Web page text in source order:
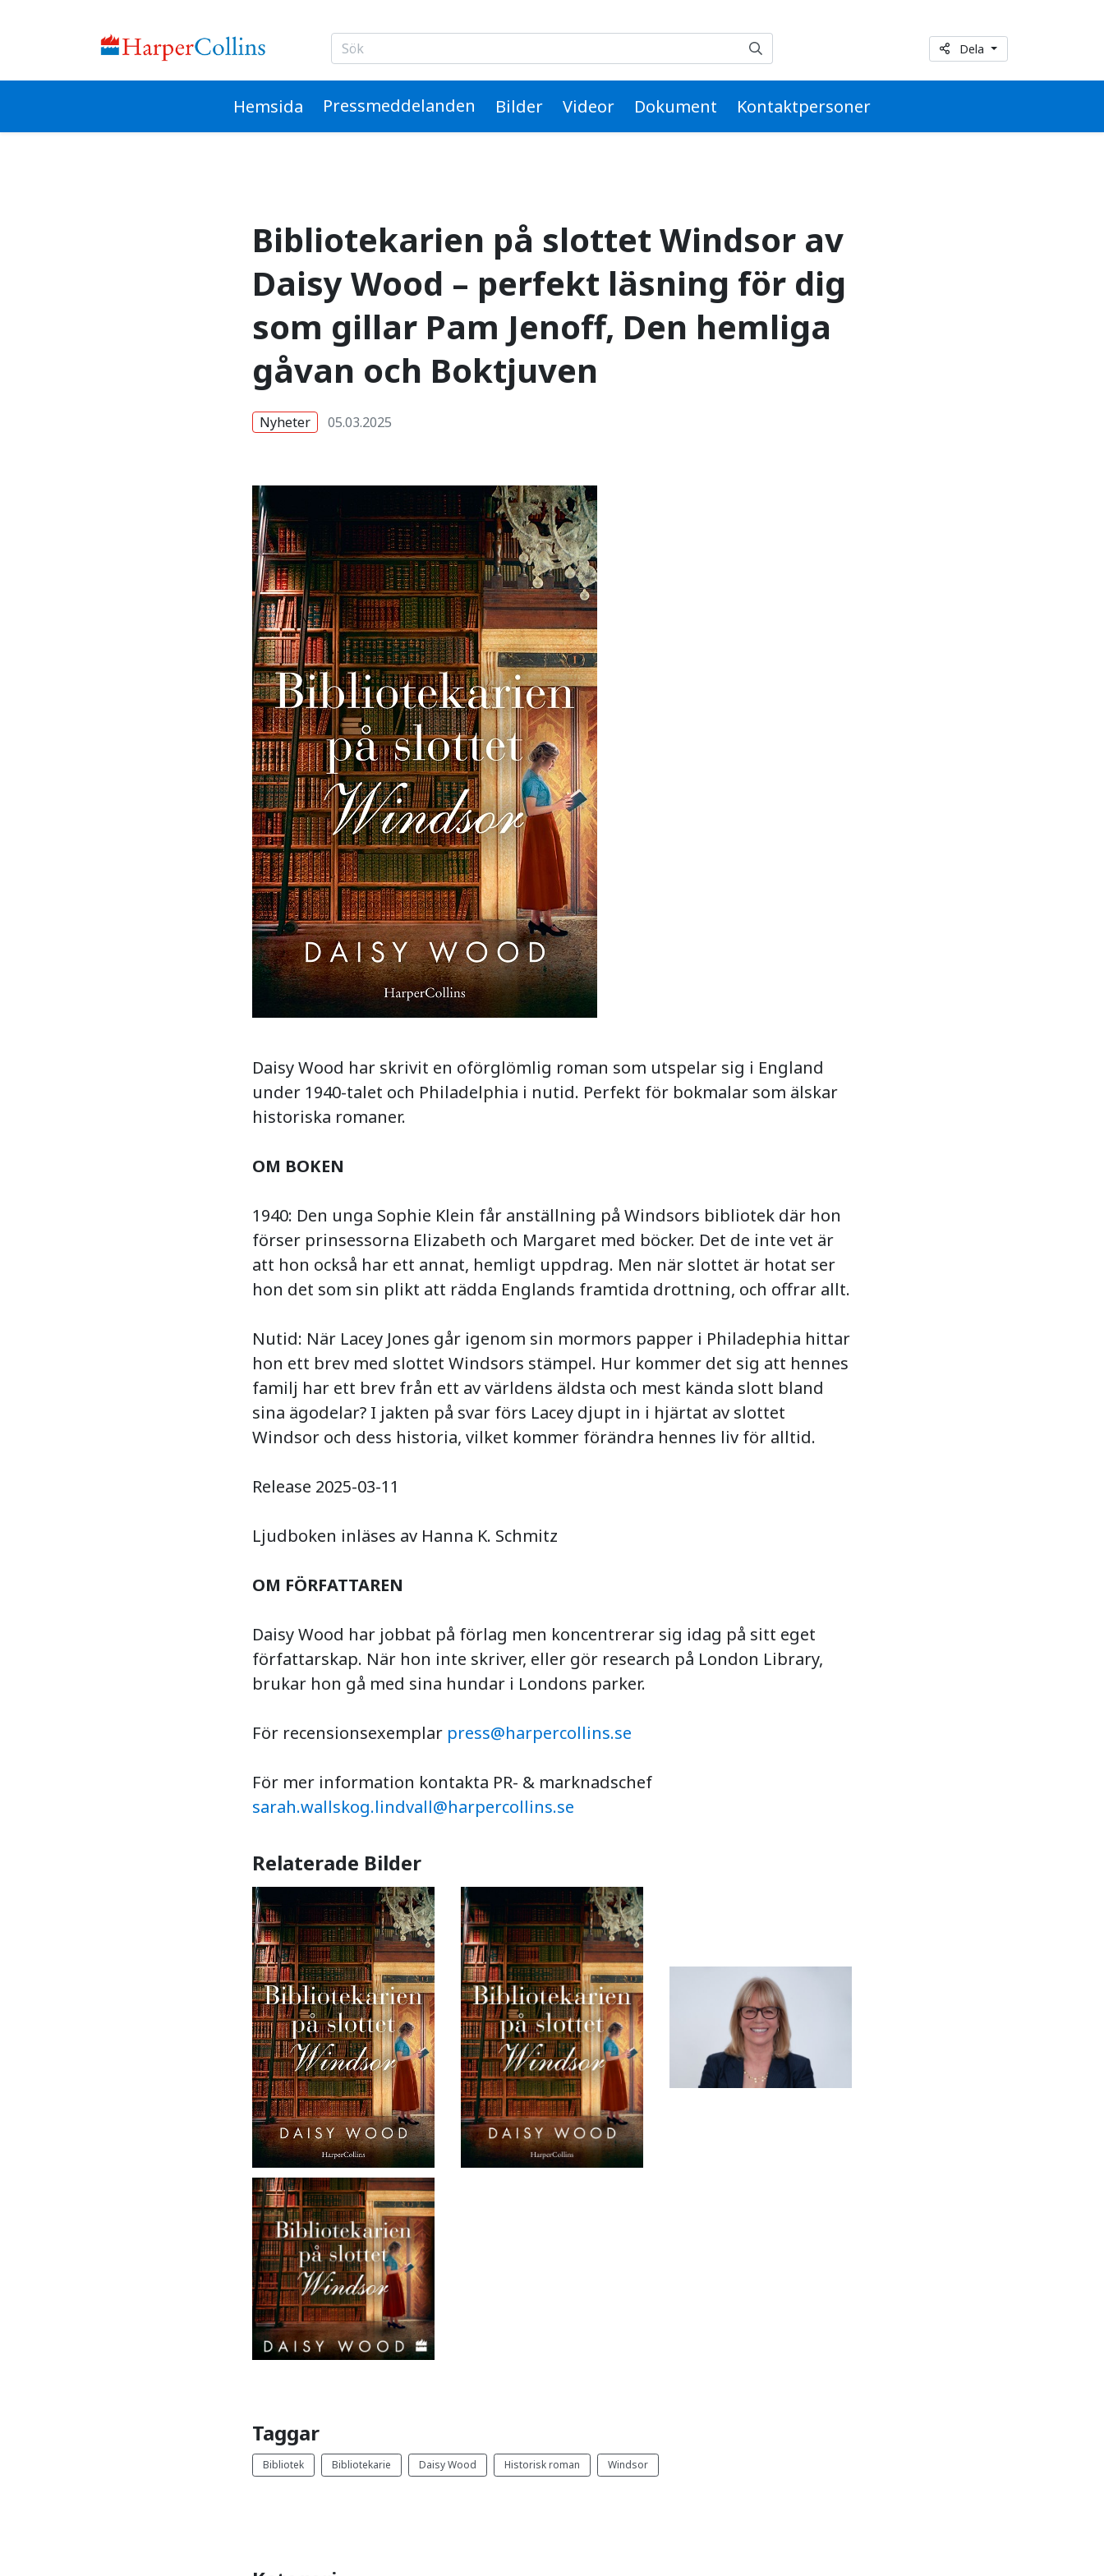
Bibliotekarien på slottet Windsor av Daisy Wood – perfekt
Dela
Hemsida Pressmeddelanden Bilder Videor Dokument Kontaktpersoner
Bibliotekarien på slottet Windsor av
Daisy Wood – perfekt läsning för dig
som gillar Pam Jenoff, Den hemliga
gåvan och Boktjuven
Nyheter 05.03.2025
Daisy Wood har skrivit en oförglömlig roman som utspelar sig i England
under 1940-talet och Philadelphia i nutid. Perfekt för bokmalar som älskar
historiska romaner.
OM BOKEN
1940: Den unga Sophie Klein får anställning på Windsors bibliotek där hon
förser prinsessorna Elizabeth och Margaret med böcker. Det de inte vet är
att hon också har ett annat, hemligt uppdrag. Men när slottet är hotat ser
hon det som sin plikt att rädda Englands framtida drottning, och offrar allt.
Nutid: När Lacey Jones går igenom sin mormors papper i Philadephia hittar
hon ett brev med slottet Windsors stämpel. Hur kommer det sig att hennes
familj har ett brev från ett av världens äldsta och mest kända slott bland
sina ägodelar? I jakten på svar förs Lacey djupt in i hjärtat av slottet
Windsor och dess historia, vilket kommer förändra hennes liv för alltid.
Release 2025-03-11
Ljudboken inläses av Hanna K. Schmitz
OM FÖRFATTAREN
Daisy Wood har jobbat på förlag men koncentrerar sig idag på sitt eget
författarskap. När hon inte skriver, eller gör research på London Library,
brukar hon gå med sina hundar i Londons parker.
För recensionsexemplar press@harpercollins.se
För mer information kontakta PR- & marknadschef
sarah.wallskog.lindvall@harpercollins.se
Relaterade Bilder
Taggar
Bibliotek Bibliotekarie Daisy Wood Historisk roman Windsor